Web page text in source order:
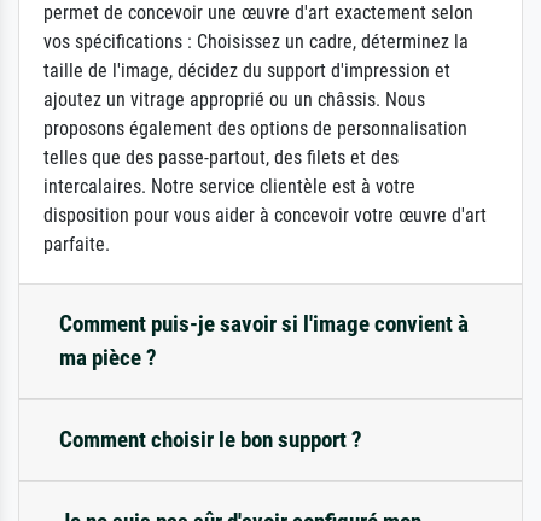
permet de concevoir une œuvre d'art exactement selon
vos spécifications : Choisissez un cadre, déterminez la
taille de l'image, décidez du support d'impression et
ajoutez un vitrage approprié ou un châssis. Nous
proposons également des options de personnalisation
telles que des passe-partout, des filets et des
intercalaires. Notre service clientèle est à votre
disposition pour vous aider à concevoir votre œuvre d'art
parfaite.
Comment puis-je savoir si l'image convient à
ma pièce ?
Comment choisir le bon support ?